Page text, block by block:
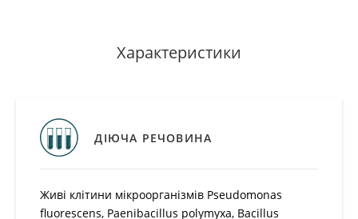
кошик
Характеристики
ДІЮЧА РЕЧОВИНА
Живі клітини мікроорганізмів Pseudomonas
fluorescens, Paenibacillus polymyxa, Bacillus subtilis,